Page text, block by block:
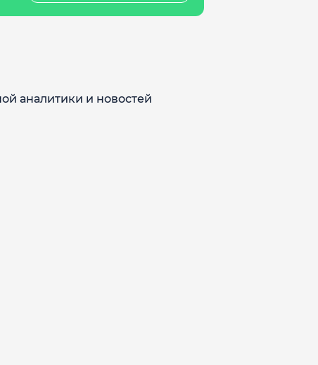
аналитики и новостей